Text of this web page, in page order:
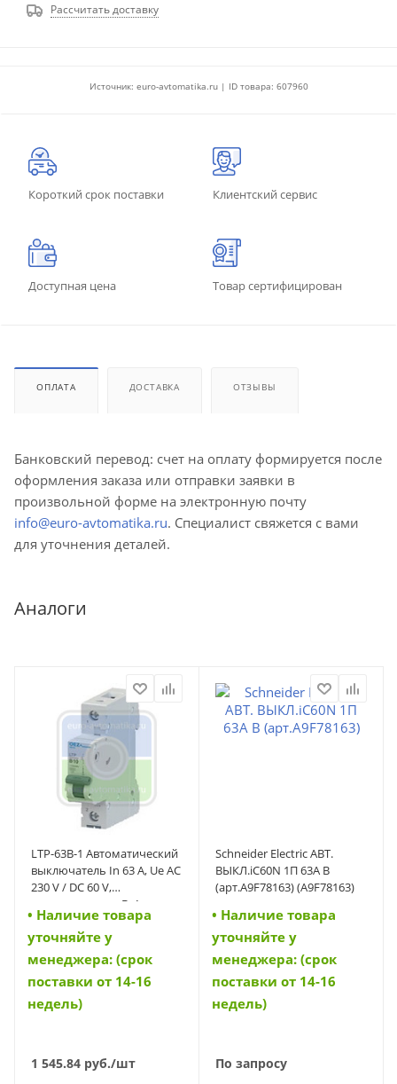
Рассчитать доставку
Источник: euro-avtomatika.ru | ID товара: 607960
Короткий срок поставки Клиентский сервис
Доступная цена Товар сертифицирован
ОПЛАТА ДОСТАВКА ОТЗЫВЫ
Банковский перевод: счет на оплату формируется после
оформления заказа или отправки заявки в
произвольной форме на электронную почту
info@euro-avtomatika.ru. Специалист свяжется с вами
для уточнения деталей.
Аналоги
LTP-63B-1 Автоматический
выключатель In 63 A, Ue AC
230 V / DC 60 V,
характеристика B, 1-полюс,
Icn 6 kA (42201)
• Наличие товара
уточняйте у
менеджера: (срок
поставки от 14-16
недель)
1 545.84 руб./шт
Schneider Electric АВТ.
ВЫКЛ.iC60N 1П 63A B
(арт.A9F78163) (A9F78163)
• Наличие товара
уточняйте у
менеджера: (срок
поставки от 14-16
недель)
По запросу